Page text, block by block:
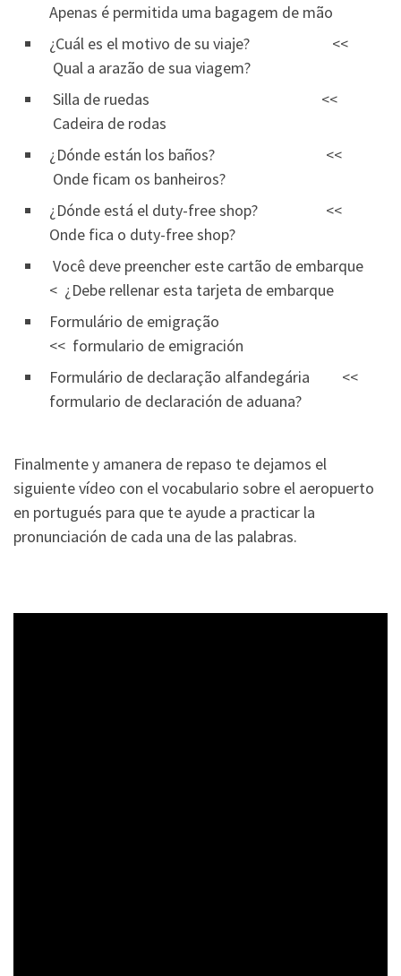
Apenas é permitida uma bagagem de mão
¿Cuál es el motivo de su viaje? <<
Qual a arazão de sua viagem?
Silla de ruedas <<
Cadeira de rodas
¿Dónde están los baños? <<
Onde ficam os banheiros?
¿Dónde está el duty-free shop? <<
Onde fica o duty-free shop?
Você deve preencher este cartão de embarque
< ¿Debe rellenar esta tarjeta de embarque
Formulário de emigração
<< formulario de emigración
Formulário de declaração alfandegária <<
formulario de declaración de aduana?
Finalmente y amanera de repaso te dejamos el
siguiente vídeo con el vocabulario sobre el aeropuerto
en portugués para que te ayude a practicar la
pronunciación de cada una de las palabras.